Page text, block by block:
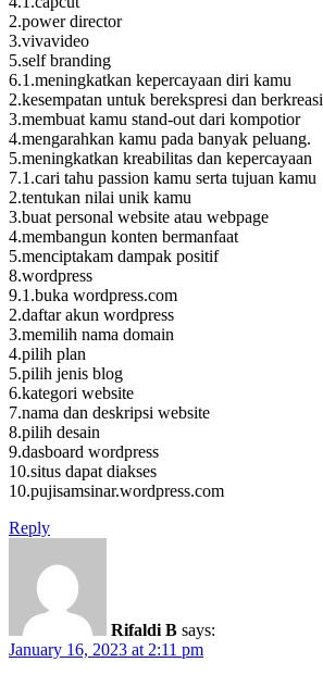
2.power director
3.vivavideo
5.self branding
6.1.meningkatkan kepercayaan diri kamu
2.kesempatan untuk berekspresi dan berkreasi
3.membuat kamu stand-out dari kompotior
4.mengarahkan kamu pada banyak peluang.
5.meningkatkan kreabilitas dan kepercayaan
7.1.cari tahu passion kamu serta tujuan kamu
2.tentukan nilai unik kamu
3.buat personal website atau webpage
4.membangun konten bermanfaat
5.menciptakam dampak positif
8.wordpress
9.1.buka wordpress.com
2.daftar akun wordpress
3.memilih nama domain
4.pilih plan
5.pilih jenis blog
6.kategori website
7.nama dan deskripsi website
8.pilih desain
9.dasboard wordpress
10.situs dapat diakses
10.pujisamsinar.wordpress.com
Reply
Rifaldi B says:
January 16, 2023 at 2:11 pm